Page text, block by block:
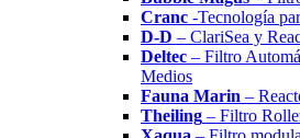
Cranc -Tecnología
D-D – ClariSea y
Deltec – Filtro
Medios
Fauna Marin –
Theiling – Filtro